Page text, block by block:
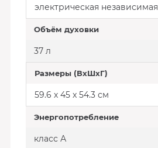
электрическая независимая
Объём духовки
37 л
Размеры (ВхШхГ)
59.6 х 45 x 54.3 см
Энергопотребление
класс А